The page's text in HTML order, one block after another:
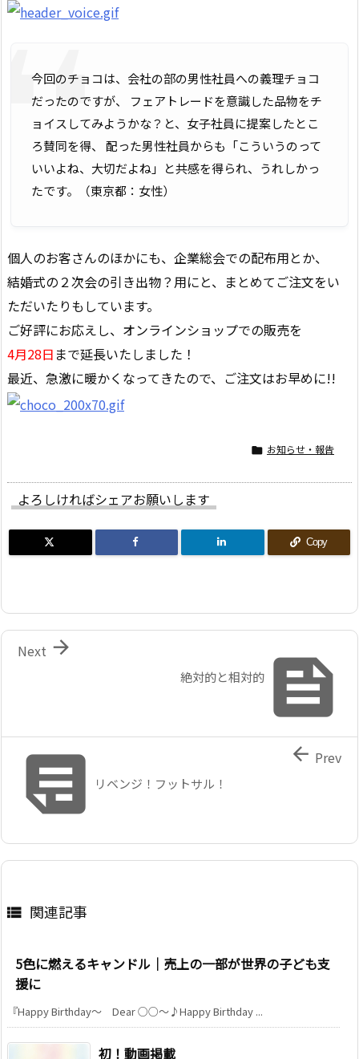
今回のチョコは、会社の部の男性社員への義理チョコ
だったのですが、 フェアトレードを意識した品物をチ
ョイスしてみようかな？と、女子社員に提案したとこ
ろ賛同を得、 配った男性社員からも「こういうのって
いいよね、大切だよね」と共感を得られ、うれしかっ
たです。（東京都：女性）
個人のお客さんのほかにも、企業総会での配布用とか、
結婚式の２次会の引き出物？用にと、まとめてご注文をい
ただいたりもしています。
ご好評にお応えし、オンラインショップでの販売を
4月28日 まで延長いたしました！
最近、急激に暖かくなってきたので、ご注文はお早めに!!
 お知らせ・報告
よろしければシェアお願いします
Copy

絶対的と相対的

Next
 リベンジ！フットサル！
 Prev
 関連記事
5色に燃えるキャンドル｜売上の一部が世界の子ども支
援に
『Happy Birthday〜 Dear ○○〜♪Happy Birthday ...
初！動画掲載